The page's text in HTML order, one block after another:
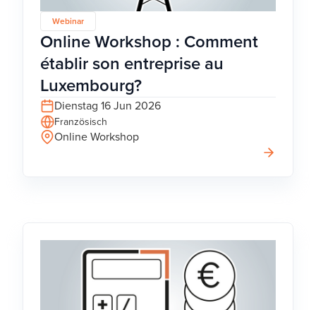
Webinar
Online Workshop : Comment
établir son entreprise au
Luxembourg?
Dienstag 16 Jun 2026
Französisch
Online Workshop